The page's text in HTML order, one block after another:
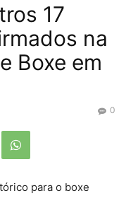
17
na
Boxe em
0
para o boxe